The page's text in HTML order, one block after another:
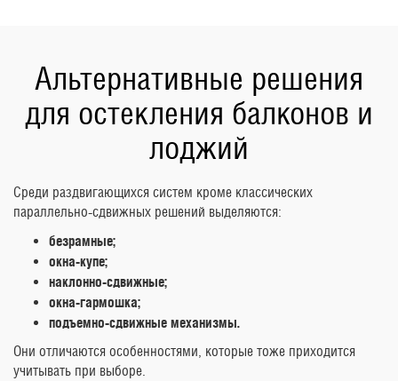
Альтернативные решения
для остекления балконов и
лоджий
Среди раздвигающихся систем кроме классических
параллельно-сдвижных решений выделяются:
безрамные;
окна-купе;
наклонно-сдвижные;
окна-гармошка;
подъемно-сдвижные механизмы.
Они отличаются особенностями, которые тоже приходится
учитывать при выборе.